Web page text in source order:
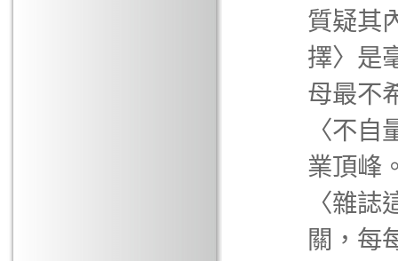
質疑其
擇〉是
母最不
〈不
業頂峰
〈雜
關，每